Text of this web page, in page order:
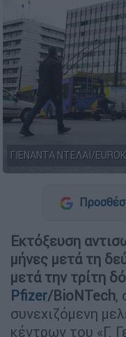
ΓΙΕΝΑΝΤΑ ΝΤΕΛΑΪ/
Εκτόξευση
μήνες μετά τη
μετά την τρίτη
Pfizer/BioNTech,
συνεχιζόμενη
κέντρων του «Γ.